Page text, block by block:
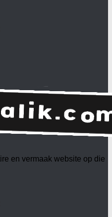
en vermaak website op die